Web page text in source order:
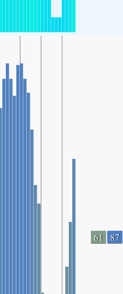
61 87